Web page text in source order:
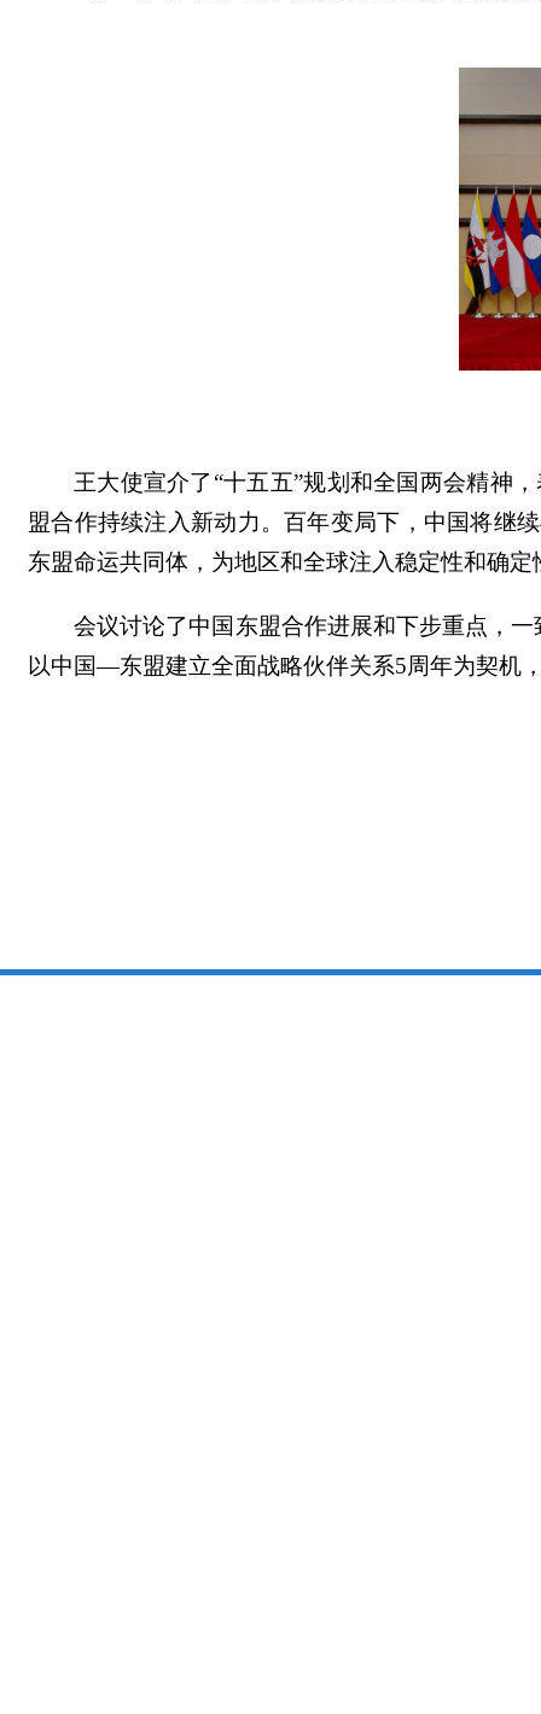
王大使宣介了“十五五”规划和全国两会精神
盟合作持续注入新动力。百年变局下，中国将继
东盟命运共同体，为地区和全球注入稳定性和确定
会议讨论了中国东盟合作进展和下步重点，
以中国—东盟建立全面战略伙伴关系5周年为契机